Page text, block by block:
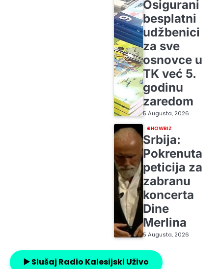
Osigurani
besplatni
udžbenici
za sve
osnovce u
TK već 5.
godinu
zaredom
5 Augusta, 2026
SHOWBIZ
Srbija:
Pokrenuta
peticija za
zabranu
koncerta
Dine
Merlina
5 Augusta, 2026
▶️ Slušaj Radio Kalesijski Uživo